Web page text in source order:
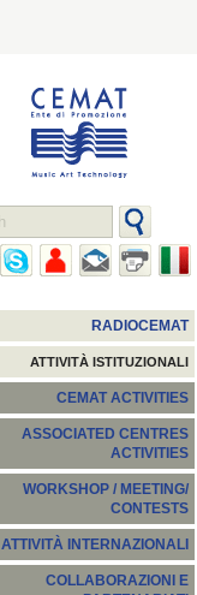
RADIOCEMAT
ATTIVITÀ ISTITUZIONALI
CEMAT ACTIVITIES
ASSOCIATED CENTRES
ACTIVITIES
WORKSHOP / MEETING/
CONTESTS
ATTIVITÀ INTERNAZIONALI
COLLABORAZIONI E